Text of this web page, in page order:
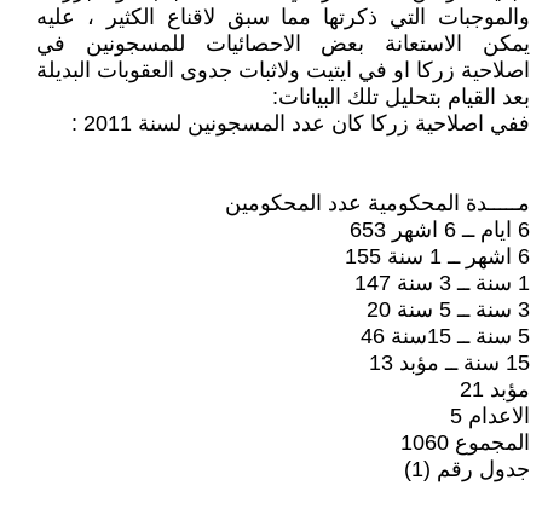
والموجبات التي ذكرتها مما سبق لاقناع الكثير ، عليه
يمكن الاستعانة بعض الاحصائيات للمسجونين في
اصلاحية زركا او في ايتيت ولاثبات جدوى العقوبات البديلة
بعد القيام بتحليل تلك البيانات:
ففي اصلاحية زركا كان عدد المسجونين لسنة 2011 :
مـــــدة المحكومية عدد المحكومين
6 ايام ــ 6 اشهر 653
6 اشهر ــ 1 سنة 155
1 سنة ــ 3 سنة 147
3 سنة ــ 5 سنة 20
5 سنة ــ 15سنة 46
15 سنة ــ مؤبد 13
مؤبد 21
الاعدام 5
المجموع 1060
جدول رقم (1)